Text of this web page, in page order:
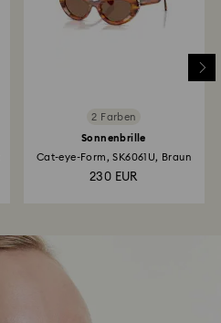
2 Farben
Sonnenbrille
Cat-eye-Form, SK6061U, Braun
230 EUR